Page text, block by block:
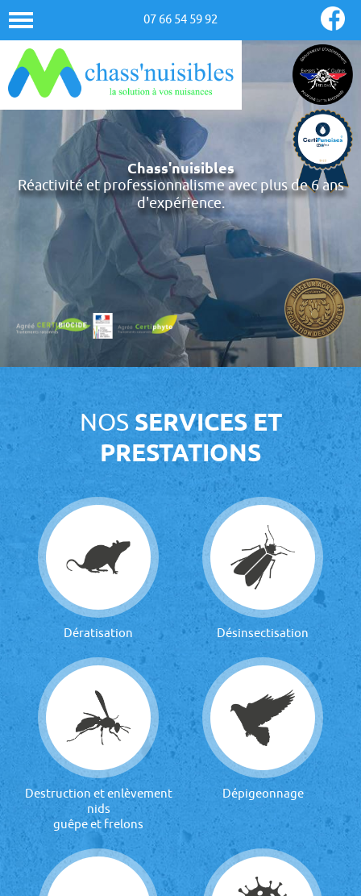
07 66 54 59 92
Chass'nuisibles
Réactivité et professionnalisme avec plus de 6 ans
d'expérience.
NOS SERVICES ET
PRESTATIONS
Dératisation Désinsectisation
Destruction et enlèvement
nids
guêpe et frelons
Dépigeonnage